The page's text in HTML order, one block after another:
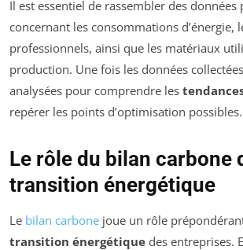
Il est essentiel de rassembler des données
concernant les consommations d’énergie,
professionnels, ainsi que les matériaux
production. Une fois les données
analysées pour comprendre les
repérer les points d’optimisation possibles.
Le rôle du bilan carbone
transition énergétique
Le bilan carbone joue un rôle
transition énergétique des entreprises.